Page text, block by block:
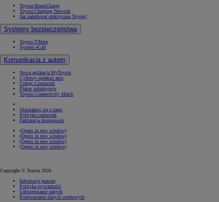
Toyota HomeCharge
Toyota Charging Network
Jak naładować elektryczną Toyotę?
Systemy bezpieczeństwa
Toyota T-Mate
System eCall
Komunikacja z autem
Nowa aplikacja MyToyota
Cyfrowy opiekun auta
Usługi Connected
Płatne subskrypcje
Toyota Connectivity Match
Skontaktuj się z nami
Polityka ciasteczek
Deklaracja dostępności
(Opens in new window)
(Opens in new window)
(Opens in new window)
(Opens in new window)
Copyright © Toyota 2026
Informacje prawne
Polityka prywatności
Udostępnianie danych
Przetwarzanie danych osobowych